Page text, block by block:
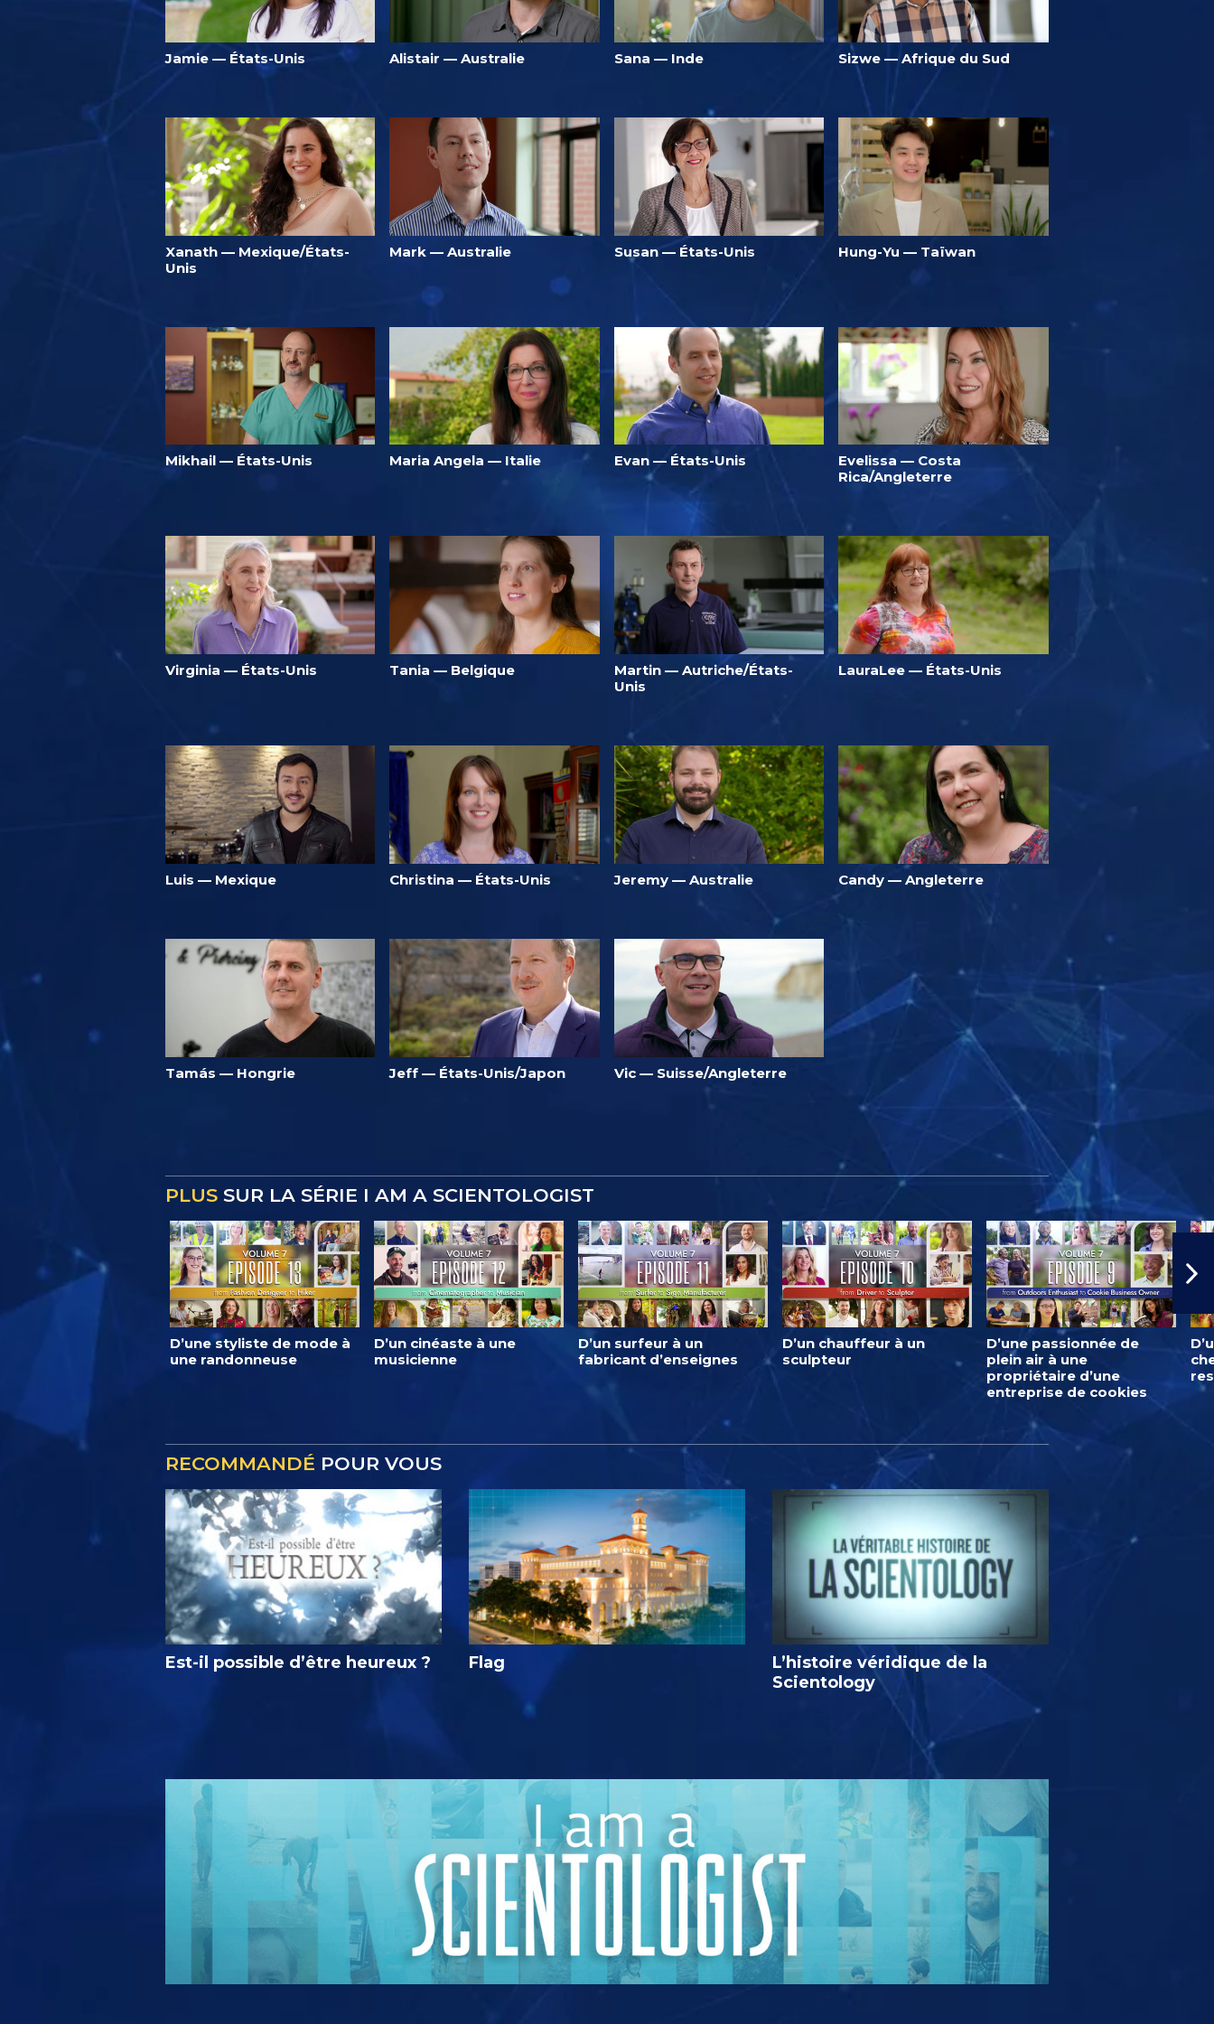
Jamie — États-Unis Alistair — Australie Sana — Inde Sizwe — Afrique du Sud
Xanath — Mexique/États-
Unis
Mark — Australie Susan — États-Unis Hung-Yu — Taïwan
Mikhail — États-Unis Maria Angela — Italie Evan — États-Unis
Evelissa — Costa
Rica/Angleterre
Virginia — États-Unis Tania — Belgique
Martin — Autriche/États-
Unis
LauraLee — États-Unis
Luis — Mexique Christina — États-Unis Jeremy — Australie Candy — Angleterre
Tamás — Hongrie Jeff — États-Unis/Japon Vic — Suisse/Angleterre
PLUS SUR LA SÉRIE I AM A SCIENTOLOGIST
D’une styliste de mode à
une randonneuse
D’un cinéaste à une
musicienne
D’un surfeur à un
fabricant d’enseignes
D’un chauffeur à un
sculpteur
D’une passionnée de
plein air à une
propriétaire d’une
entreprise de cookies
RECOMMANDÉ POUR VOUS
Est-il possible d’être heureux ? Flag
L’histoire véridique de la
Scientology